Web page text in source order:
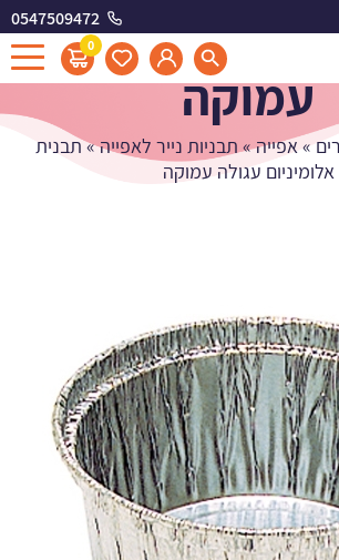
0547509472
0
עגולה
עמוקה
»אפייה»תבניות נייר לאפייה»תבנית
אלומיניום עגולה עמוקה